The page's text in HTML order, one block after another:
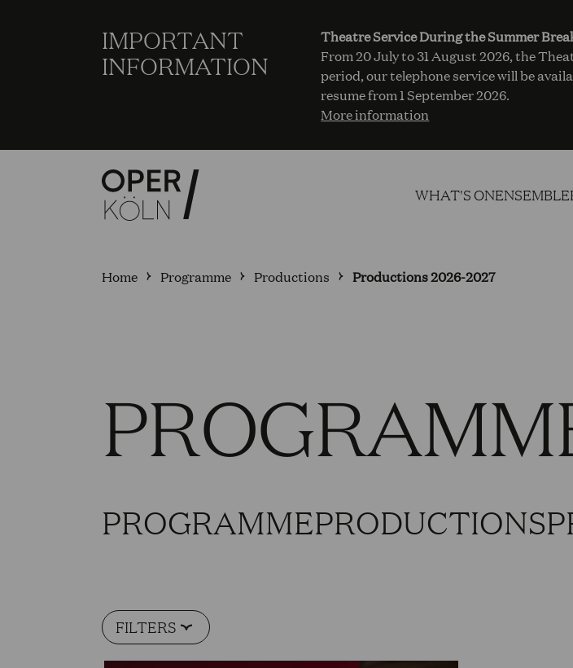
IMPORTANT
INFORMATION
Theatre Service During the Summer
From 20 July to 31 August 2026, the
period, our telephone service will be
resume from 1 September 2026.
More information
WHAT'S ONENSEMBLE
Home Programme Productions Productions 2026-2027
PROGRAMMEPRODUCTIONS
FILTERS